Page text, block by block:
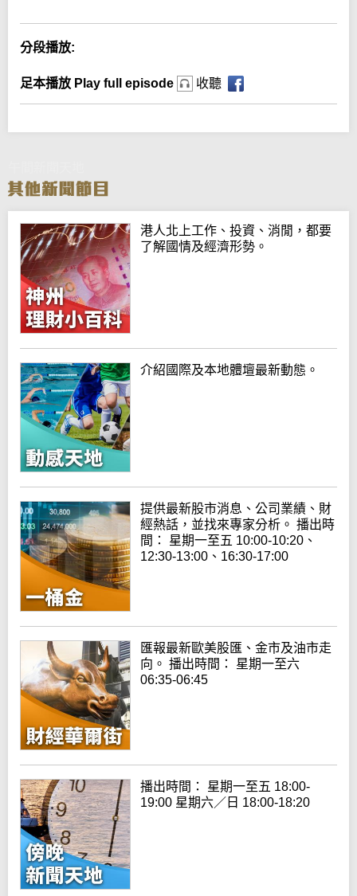
分段播放:
足本播放 Play full episode 收聽
港人北上工作、投資、消閒，都要
了解國情及經濟形勢。
介紹國際及本地體壇最新動態。
提供最新股市消息、公司業績、財
經熱話，並找來專家分析。 播出時
間： 星期一至五 10:00-10:20、
12:30-13:00、16:30-17:00
匯報最新歐美股匯、金市及油市走
向。 播出時間： 星期一至六
06:35-06:45
播出時間： 星期一至五 18:00-
19:00 星期六／日 18:00-18:20